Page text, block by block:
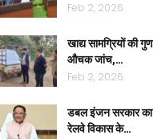
Feb 2, 2026
खाद्य सामग्रियों की
औचक जांच,…
Feb 2, 2026
डबल इंजन सरकार का
रेलवे विकास के…